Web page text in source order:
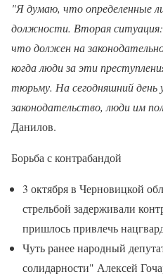
"Я думаю, что определенные
должности. Вторая
что должен на
когда люди за эти
тюрьму. На сегодняшний день
законодательство, люди им
Данилов.
Борьба с контрабандой
3 октября в Черновицкой
стрельбой задерживали
пришлось привлечь
Чуть ранее народный
солидарности" Алексей